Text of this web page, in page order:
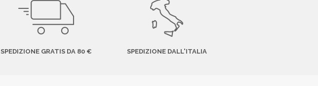
SPEDIZIONE GRATIS DA 80 € SPEDIZIONE DALL'ITALIA